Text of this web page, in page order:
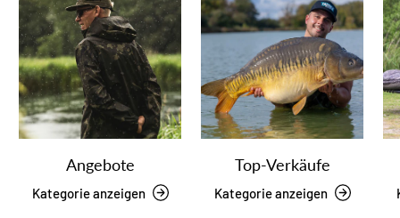
Angebote
Kategorie anzeigen
Top-Verkäufe
Kategorie anzeigen